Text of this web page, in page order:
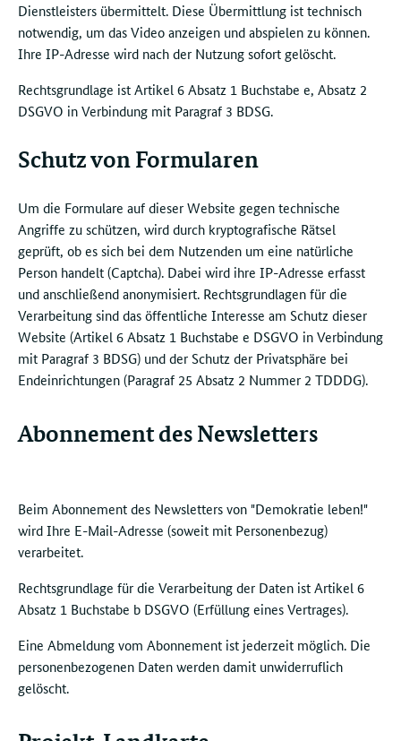
Dienstleisters übermittelt. Diese Übermittlung ist technisch
notwendig, um das Video anzeigen und abspielen zu können.
Ihre IP-Adresse wird nach der Nutzung sofort gelöscht.
Rechtsgrundlage ist Artikel 6 Absatz 1 Buchstabe e, Absatz 2
DSGVO in Verbindung mit Paragraf 3 BDSG.
Schutz von Formularen
Um die Formulare auf dieser Website gegen technische
Angriffe zu schützen, wird durch kryptografische Rätsel
geprüft, ob es sich bei dem Nutzenden um eine natürliche
Person handelt (Captcha). Dabei wird ihre IP-Adresse erfasst
und anschließend anonymisiert. Rechtsgrundlagen für die
Verarbeitung sind das öffentliche Interesse am Schutz dieser
Website (Artikel 6 Absatz 1 Buchstabe e DSGVO in Verbindung
mit Paragraf 3 BDSG) und der Schutz der Privatsphäre bei
Endeinrichtungen (Paragraf 25 Absatz 2 Nummer 2 TDDDG).
Abonnement des Newsletters
Beim Abonnement des Newsletters von "Demokratie leben!"
wird Ihre E-Mail-Adresse (soweit mit Personenbezug)
verarbeitet.
Rechtsgrundlage für die Verarbeitung der Daten ist Artikel 6
Absatz 1 Buchstabe b DSGVO (Erfüllung eines Vertrages).
Eine Abmeldung vom Abonnement ist jederzeit möglich. Die
personenbezogenen Daten werden damit unwiderruflich
gelöscht.